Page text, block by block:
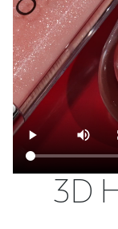
3D